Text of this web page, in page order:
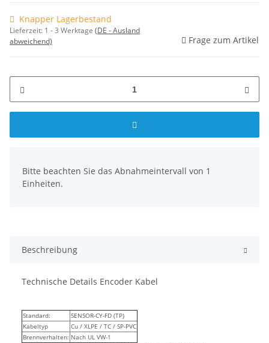
Knapper Lagerbestand
Lieferzeit: 1 - 3 Werktage (DE - Ausland
abweichend)
Frage zum Artikel
Bitte beachten Sie das Abnahmeintervall von 1
Einheiten.
Beschreibung
Technische Details Encoder Kabel
Standard:
SENSOR-CY-FD (TP)
Kabeltyp
Cu / XLPE / TC / SP-PVC
Brennverhalten: Nach UL VW-1